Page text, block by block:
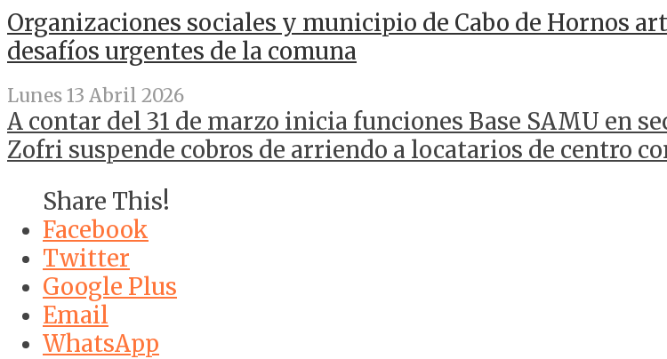
Organizaciones sociales y municipio de Cabo de Hornos
desafíos urgentes de la comuna
Lunes 13 Abril 2026
A contar del 31 de marzo inicia funciones Base SAMU en
Zofri suspende cobros de arriendo a locatarios de centro
Share This!
Facebook
Twitter
Google Plus
Email
WhatsApp